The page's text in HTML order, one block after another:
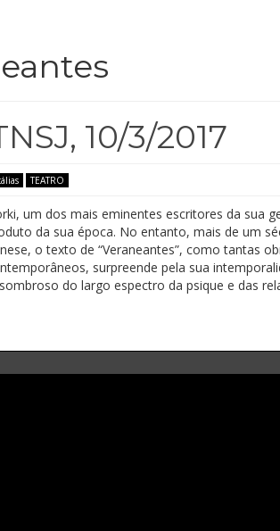
10/3/2017
TEATRO
um dos mais eminentes escritores da sua
da sua época. No entanto, mais de um
o texto de “Veraneantes”, como tantas
surpreende pela sua
do largo espectro da psique e das